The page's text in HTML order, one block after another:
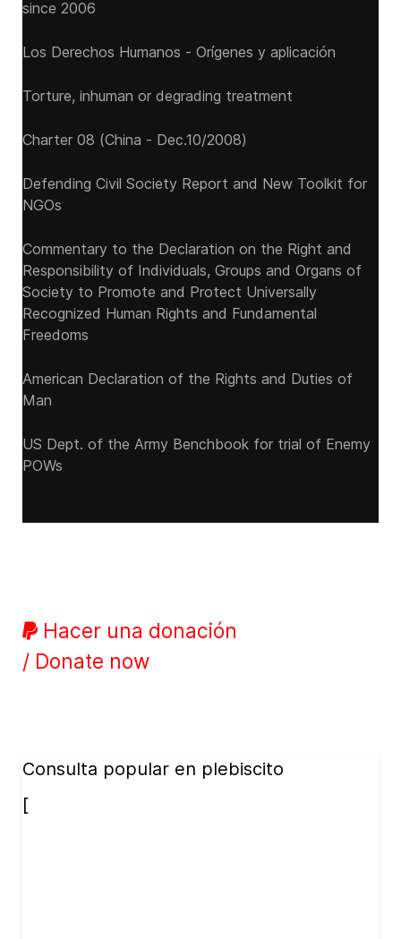
since 2006
Los Derechos Humanos - Orígenes y aplicación
Torture, inhuman or degrading treatment
Charter 08 (China - Dec.10/2008)
Defending Civil Society Report and New Toolkit for
NGOs
Commentary to the Declaration on the Right and
Responsibility of Individuals, Groups and Organs of
Society to Promote and Protect Universally
Recognized Human Rights and Fundamental
Freedoms
American Declaration of the Rights and Duties of
Man
US Dept. of the Army Benchbook for trial of Enemy
POWs
Hacer una donación
/ Donate now
Consulta popular en plebiscito
[